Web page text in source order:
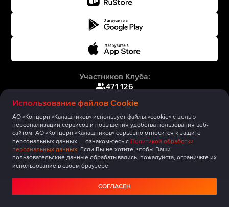
Использование файлов Cookie
АО «Концерн «Калашников» использует файлы «cookie» с целью
персонализации сервисов и повышения удобства пользования веб-
сайтом. АО «Концерн «Калашников» серьезно относится к защите
персональных данных — ознакомьтесь с Политикой обработки
персональных данных. Если Вы не хотите, чтобы Ваши
пользовательские данные обрабатывались, пожалуйста, ограничьте их
использование в своём браузере.
СОГЛАСЕН
Участников Клуба:
471 126